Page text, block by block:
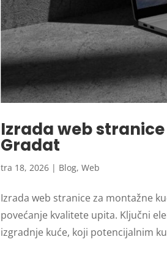
Izrada web
Gradat
tra 18, 2026 | Blog,Web
Izrada web stranice za montažne
povećanje kvalitete upita. Ključni
izgradnje kuće, koji potencijalnim